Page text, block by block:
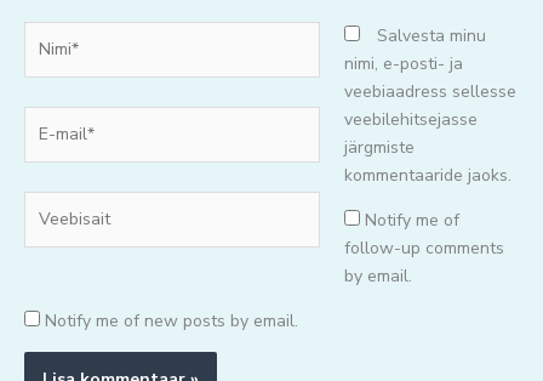
mail*
Salvesta minu
nimi, e-posti- ja
veebiaadress sellesse
veebilehitsejasse
järgmiste
kommentaaride jaoks.
Notify me of
follow-up comments
by email.
Notify me of new posts by email.